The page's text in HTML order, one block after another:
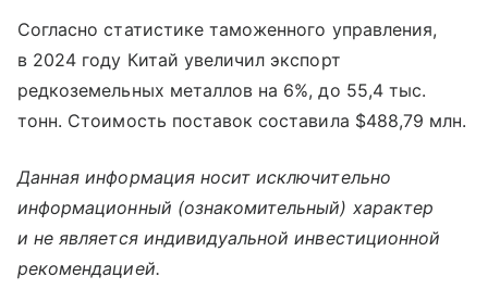
Согласно статистике таможенного управления,
в 2024 году Китай увеличил экспорт
редкоземельных металлов на 6%, до 55,4 тыс.
тонн. Стоимость поставок составила $488,79 млн.
Данная информация носит исключительно
информационный (ознакомительный) характер
и не является индивидуальной инвестиционной
рекомендацией.